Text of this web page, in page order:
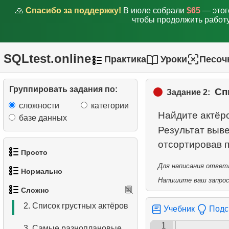
🙏 Спасибо за поддержку! В июле собрали $65 —
чтобы продолжить
SQLtest.online Практика Уроки
Группировать задания по:
сложности
категории
базе данных
Просто
2. Список языков
3. Имена актёров
Нормально
подзапроса
Сложно
2. Список грустных актёров
Задание 2:
Найдите
Результат
Для написания
Напишите ваш
Учебник
1